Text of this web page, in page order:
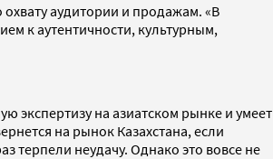
аудитории и продажам. «В
к аутентичности, культурным,
экспертизу на азиатском рынке и умеет
на рынок Казахстана, если
терпели неудачу. Однако это вовсе не